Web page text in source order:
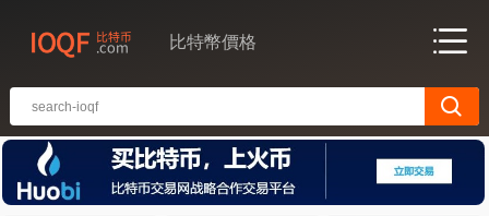
比特幣價格